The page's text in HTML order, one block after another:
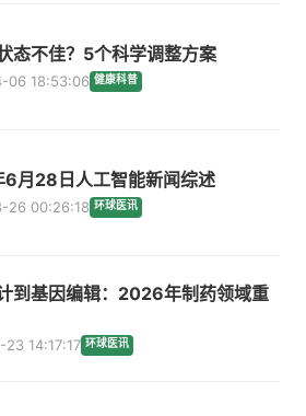
态不佳？5个科学调整方案
06 18:53:06 健康科普
月28日人工智能新闻综述
26 00:26:18 环球医讯
到基因编辑：2026年制药领域重
14:17:17 环球医讯